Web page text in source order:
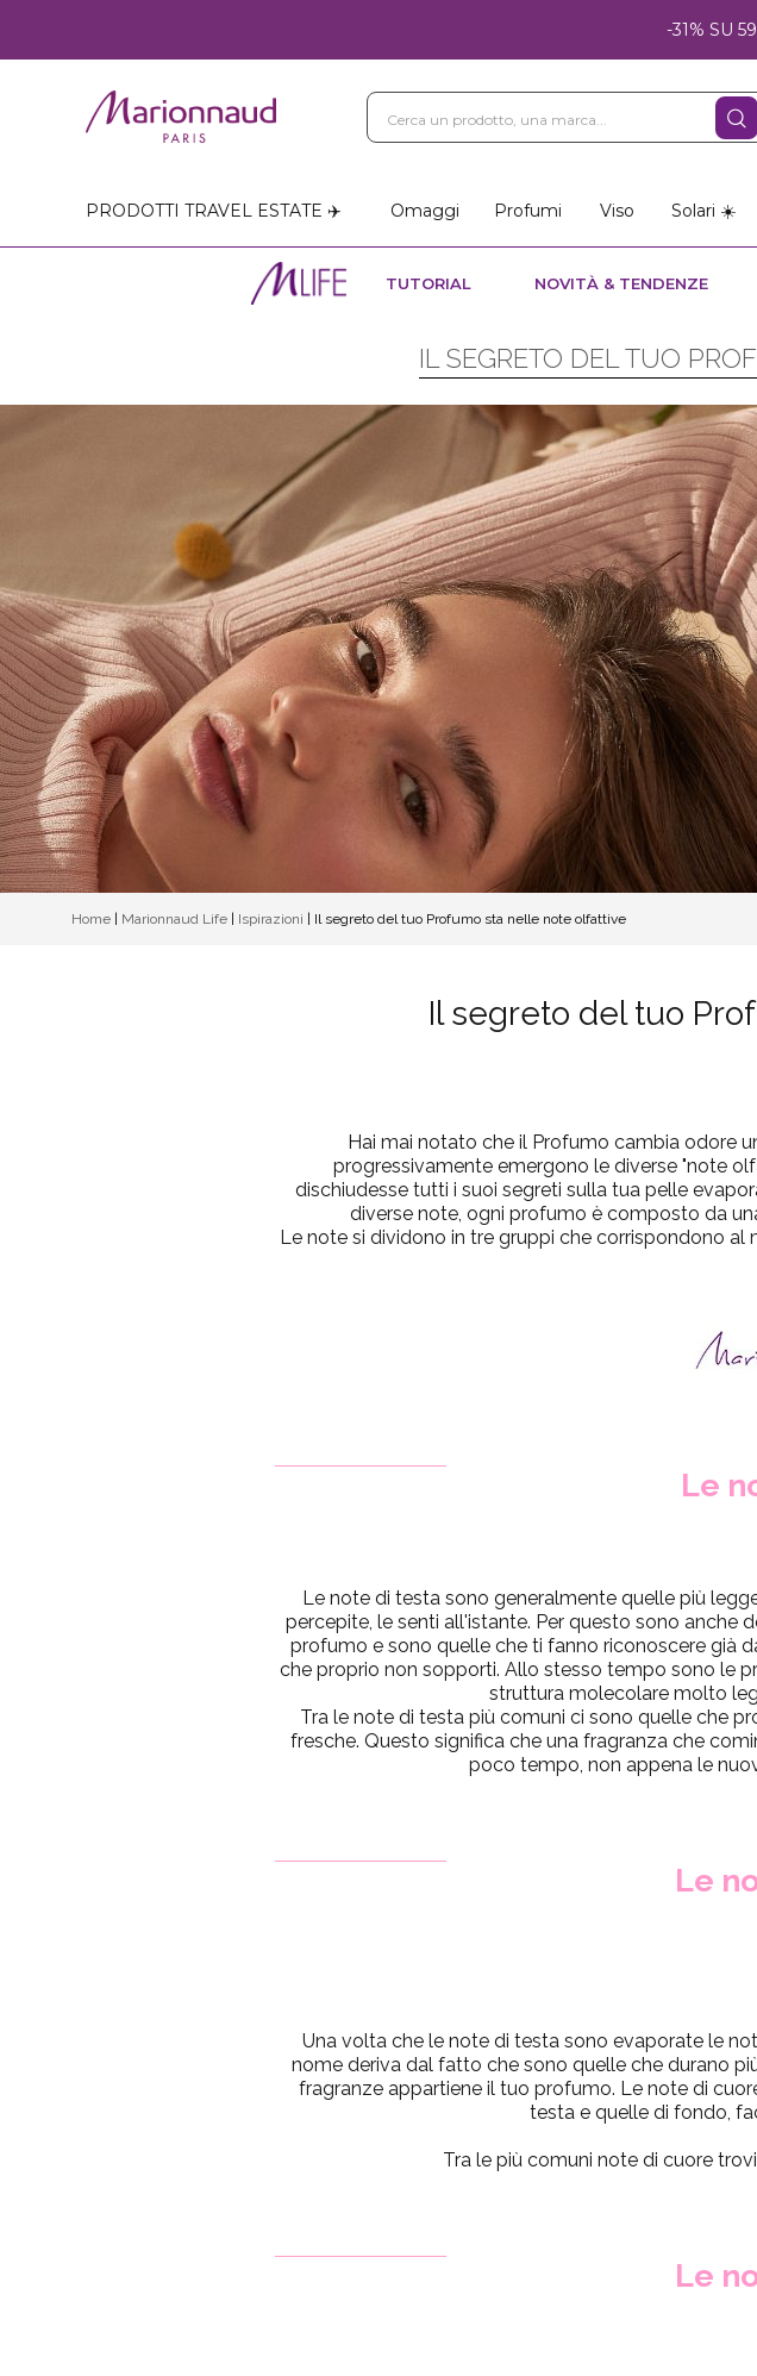
-31% SU
PRODOTTI TRAVEL ESTATE ✈️ Omaggi Profumi Viso Solari ☀️
TUTORIAL NOVITÀ & TENDENZE
IL SEGRETO DEL TUO
Home Marionnaud Life Ispirazioni Il segreto del tuo Profumo sta nelle note olfattive
Il segreto del tuo
Hai mai notato che il Profumo cambia odore
progressivamente emergono le diverse "note
dischiudesse tutti i suoi segreti sulla tua pelle
diverse note, ogni profumo è composto da
Le note si dividono in tre gruppi che corrispondono al
Le
Le note di testa sono generalmente quelle più
percepite, le senti all'istante. Per questo sono anche
profumo e sono quelle che ti fanno riconoscere già
che proprio non sopporti. Allo stesso tempo sono le
struttura molecolare molto
Tra le note di testa più comuni ci sono quelle che
fresche. Questo significa che una fragranza che
poco tempo, non appena le
Le
Una volta che le note di testa sono evaporate le
nome deriva dal fatto che sono quelle che durano
fragranze appartiene il tuo profumo. Le note di
testa e quelle di fondo,
Tra le più comuni note di cuore
Le